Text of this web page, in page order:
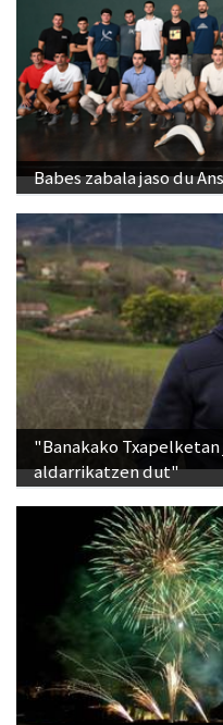
Babes zabala jaso du
"Banakako
aldarrikatzen dut"